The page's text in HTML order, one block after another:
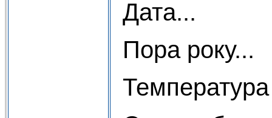
Дата...
Пора року...
Температура